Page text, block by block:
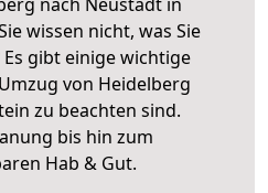
wissen nicht, was Sie
gibt einige wichtige
von Heidelberg
zu beachten sind.
bis hin zum
Hab & Gut.